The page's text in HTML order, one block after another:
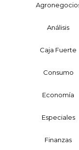
Análisis
Caja Fuerte
Consumo
Economía
Especiales
Finanzas